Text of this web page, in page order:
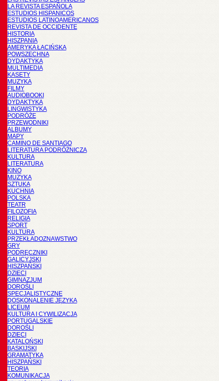
LA REVISTA ESPAÑOLA
ESTUDIOS HISPANICOS
ESTUDIOS LATINOAMERICANOS
REVISTA DE OCCIDENTE
HISTORIA
HISZPANIA
AMERYKA ŁACIŃSKA
POWSZECHNA
DYDAKTYKA
MULTIMEDIA
KASETY
MUZYKA
FILMY
AUDIOBOOKI
DYDAKTYKA
LINGWISTYKA
PODRÓŻE
PRZEWODNIKI
ALBUMY
MAPY
CAMINO DE SANTIAGO
LITERATURA PODRÓŻNICZA
KULTURA
LITERATURA
KINO
MUZYKA
SZTUKA
KUCHNIA
POLSKA
TEATR
FILOZOFIA
RELIGIA
SPORT
KULTURA
PRZEKŁADOZNAWSTWO
GRY
PODRĘCZNIKI
GALICYJSKI
HISZPAŃSKI
DZIECI
GIMNAZJUM
DOROŚLI
SPECJALISTYCZNE
DOSKONALENIE JĘZYKA
LICEUM
KULTURA I CYWILIZACJA
PORTUGALSKIE
DOROŚLI
DZIECI
KATALOŃSKI
BASKIJSKI
GRAMATYKA
HISZPAŃSKI
TEORIA
KOMUNIKACJA